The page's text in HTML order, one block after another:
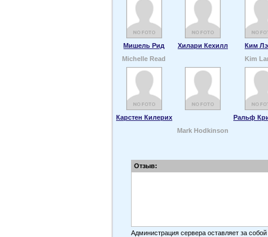
Мишель Рид Хилари Кехилл
Ким
Michelle Read
Kim
Карстен Килерих
Ральф
Mark Hodkinson
Отзыв:
Администрация сервера оставляет за